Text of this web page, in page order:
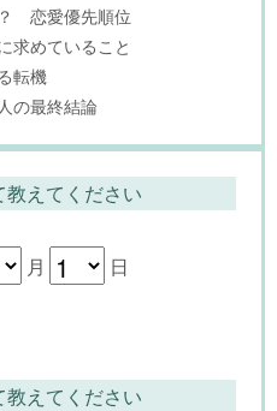
恋愛優先順位
求めていること
転機
の最終結論
えてください
月 日
えてください